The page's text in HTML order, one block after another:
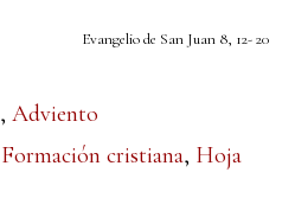
Evangelio de San Juan 8, 12- 20
,Adviento
Formación cristiana, Hoja